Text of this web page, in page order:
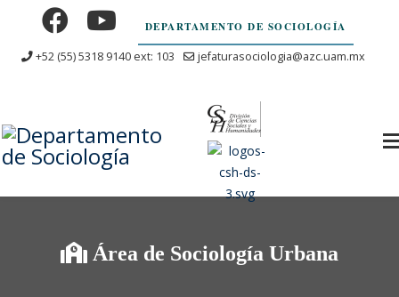
DEPARTAMENTO DE SOCIOLOGÍA
+52 (55) 5318 9140 ext: 103
jefaturasociologia@azc.uam.mx
Área de Sociología Urbana